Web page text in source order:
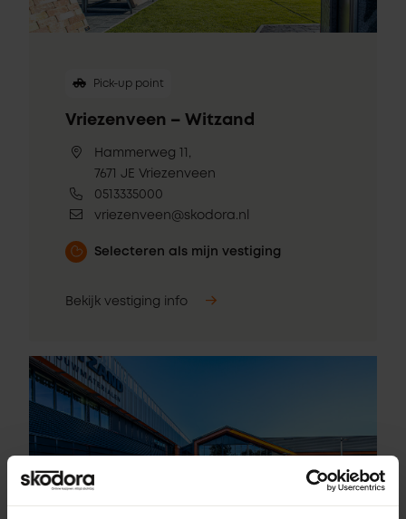
Pick-up point
Vriezenveen – Witzand
Hammerweg 11,
7671 JE Vriezenveen
0513335000
vriezenveen@skodora.nl
Selecteren als mijn vestiging
Bekijk vestiging info